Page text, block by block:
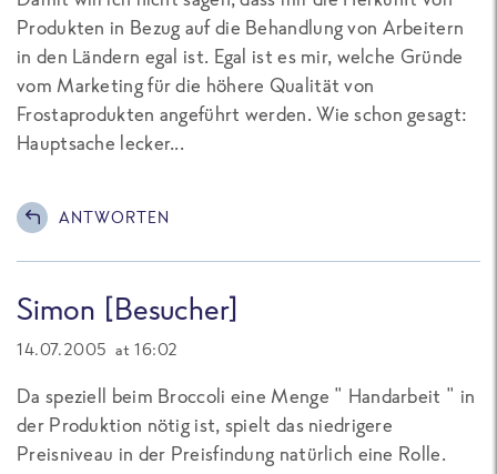
Produkten in Bezug auf die Behandlung von Arbeitern
in den Ländern egal ist. Egal ist es mir, welche Gründe
vom Marketing für die höhere Qualität von
Frostaprodukten angeführt werden. Wie schon gesagt:
Hauptsache lecker...
ANTWORTEN
Simon [Besucher]
14.07.2005 at 16:02
Da speziell beim Broccoli eine Menge " Handarbeit " in
der Produktion nötig ist, spielt das niedrigere
Preisniveau in der Preisfindung natürlich eine Rolle.